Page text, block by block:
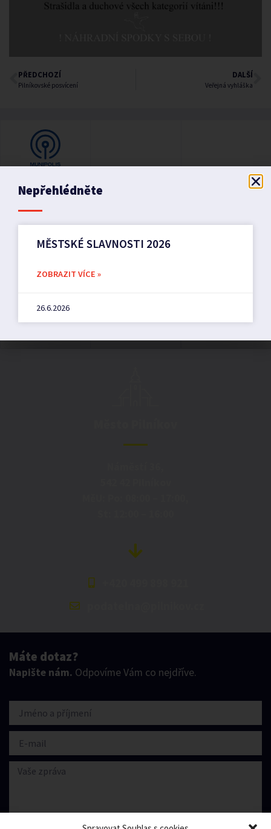
PŘEDCHOZÍ
Pilníkovské posvícení
DALŠÍ
Veřejná vyhláška
Máte dotaz?
Napište nám. Odpovíme Vám co nejdříve.
Nepřehlédněte
MĚSTSKÉ SLAVNOSTI 2026
ZOBRAZIT VÍCE »
26.6.2026